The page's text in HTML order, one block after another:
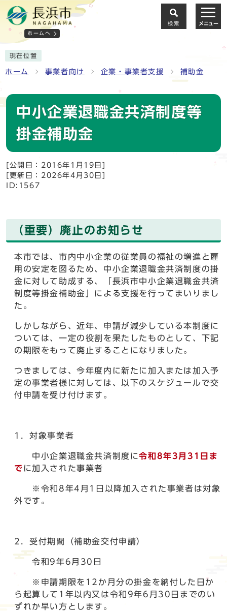
ホームへ
検索 メニュー
現在位置
ホーム 事業者向け 企業・事業者支援 補助金
中小企業退職金共済制度等
掛金補助金
[公開日：2016年1月19日]
[更新日：2026年4月30日]
ID:1567
（重要）廃止のお知らせ
本市では、市内中小企業の従業員の福祉の増進と雇
用の安定を図るため、中小企業退職金共済制度の掛
金に対して助成する、「長浜市中小企業退職金共済
制度等掛金補助金」による支援を行ってまいりまし
た。
しかしながら、近年、申請が減少している本制度に
ついては、一定の役割を果たしたものとして、下記
の期限をもって廃止することになりました。
つきましては、今年度内に新たに加入または加入予
定の事業者様に対しては、以下のスケジュールで交
付申請を受け付けます。
1．対象事業者
中小企業退職金共済制度に令和8年3月31日ま
で に加入された事業者
※令和8年4月1日以降加入された事業者は対象
外です。
2．受付期間（補助金交付申請）
令和9年6月30日
※申請期限を12か月分の掛金を納付した日か
ら起算して1年以内又は令和9年6月30日までのい
ずれか早い方とします。